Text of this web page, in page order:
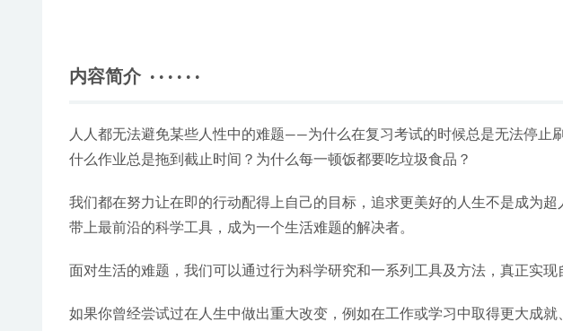
内容简介 · · · · · ·
人人都无法避免某些人性中的难题——为什么在复习考试的时候总是无法停止
什么作业总是拖到截止时间？为什么每一顿饭都要吃垃圾食品？
我们都在努力让在即的行动配得上自己的目标，追求更美好的人生不是成为
带上最前沿的科学工具，成为一个生活难题的解决者。
面对生活的难题，我们可以通过行为科学研究和一系列工具及方法，真正实现
如果你曾经尝试过在人生中做出重大改变，例如在工作或学习中取得更大成